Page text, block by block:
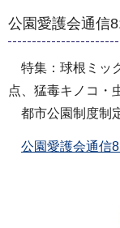
公園愛護会通信
特集：球根ミッ
点、猛毒キノコ・
都市公園制度制
公園愛護会通信